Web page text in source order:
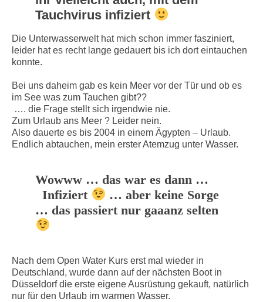
Tauchvirus infiziert
Die Unterwasserwelt hat mich schon immer fasziniert,
leider hat es recht lange gedauert bis ich dort eintauchen
konnte.
Bei uns daheim gab es kein Meer vor der Tür und ob es
im See was zum Tauchen gibt??
…. die Frage stellt sich irgendwie nie.
Zum Urlaub ans Meer ? Leider nein.
Also dauerte es bis 2004 in einem Ägypten – Urlaub.
Endlich abtauchen, mein erster Atemzug unter Wasser.
Wowww … das war es dann …
Infiziert
… aber keine Sorge
… das passiert nur gaaanz selten
Nach dem Open Water Kurs erst mal wieder in
Deutschland, wurde dann auf der nächsten Boot in
Düsseldorf die erste eigene Ausrüstung gekauft, natürlich
nur für den Urlaub im warmen Wasser.